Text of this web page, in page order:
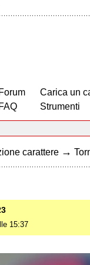
Forum
FAQ
Carica un
Strumenti
carattere →
15:37